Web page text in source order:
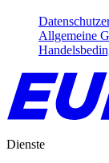
Allgemeine
Dienste